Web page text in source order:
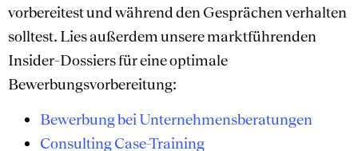
vorbereitest und während den Gesprächen verhalten
solltest. Lies außerdem unsere marktführenden
Insider-Dossiers für eine optimale
Bewerbungsvorbereitung:
Bewerbung bei Unternehmensberatungen
Consulting Case-Training